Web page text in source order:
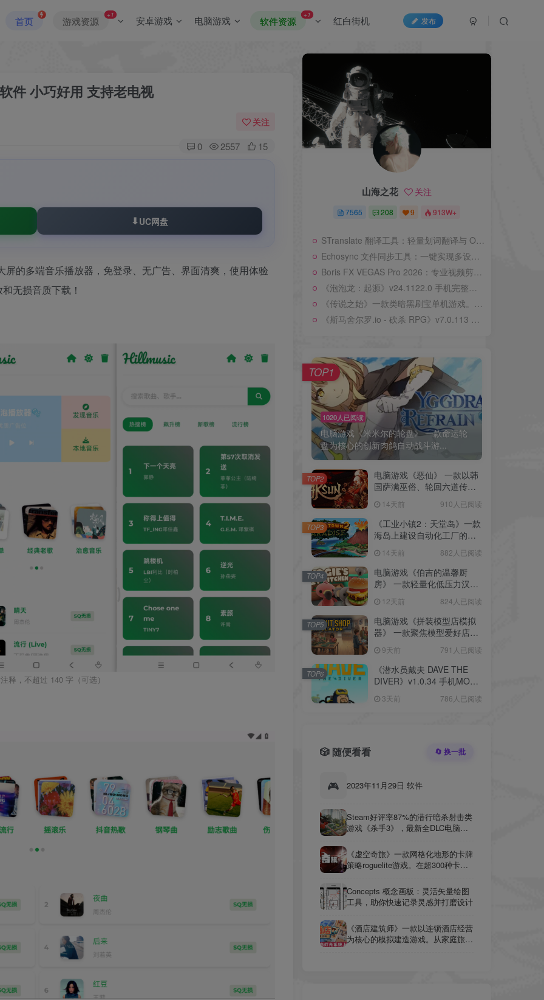
发布
首页 游戏资源
+1 安卓游戏 电脑游戏 软件资源
+1 红白街机
件 小巧好用 支持老电视
关注
0 2557 15
UC网盘
的多端音乐播放器，免登录、无广告、界面清爽，使用体验
无损音质下载！
释，不超过 140 字（可选）
山海之花 关注
7565 208 9 913W+
STranslate 翻译工具：轻量划词翻译与 OCR 文字识别利器
Echosync 文件同步工具：一键实现多设备文件自动备份与同步
Boris FX VEGAS Pro 2026：专业视频剪辑与后期特效一体化工具
《泡泡龙：起源》v24.1122.0 手机完整版！《泡泡龙：起源》提供超过500个手绘关卡场景，核心玩法是经典瞄准消除与动态障碍机制的结合
《传说之始》一款类暗黑刷宝单机游戏。无等级无职业限制，200多件装备与70多种技能自由组合，搭配符文与灵魂强化构建专属Build。
《斯马舍尔罗.io - 砍杀 RPG》v7.0.113 手机完整版！无需手动操作的自动割草RPG，搭配io死亡掉落机制，实现快速开局、短局竞技的砍杀体验
1020人已阅读
电脑游戏《米米尔的轮盘》 一款命运轮
盘为核心的创新肉鸽自动战斗游...
TOP1
电脑游戏《恶仙》 一款以韩
国萨满巫俗、轮回六道传说
戏 电脑端资源下载
14天前 910人已阅读
TOP2
《工业小镇2：天堂岛》一款
海岛上建设自动化工厂的模
镇、搭建传送带与火车网
络，跨越岛屿解决物流问
题。
14天前 882人已阅读
TOP3
电脑游戏《伯吉的温馨厨
房》 一款轻量化低压力汉堡
12天前 824人已阅读
TOP4
电脑游戏《拼装模型店模拟
器》 一款聚焦模型爱好店铺
源下载
9天前 791人已阅读
TOP5
《潜水员戴夫 DAVE THE
DIVER》v1.0.34 手机MOD
厅经营交替循环，两种玩法
3天前 786人已阅读
TOP6
🎲 随便看看 🔄 换一批
🎮 2023年11月29日 软件
Steam好评率87%的潜行暗杀射击类
游戏《杀手3》，最新全DLC电脑版
《虚空奇旅》一款网格化地形的卡牌
策略roguelite游戏。在超300种卡牌
战10大首领，用上百次抉择影响每局
走向。
Concepts 概念画板：灵活矢量绘图
工具，助你快速记录灵感并打磨设计
《酒店建筑师》一款以连锁酒店经营
为核心的模拟建造游戏。从家庭旅馆